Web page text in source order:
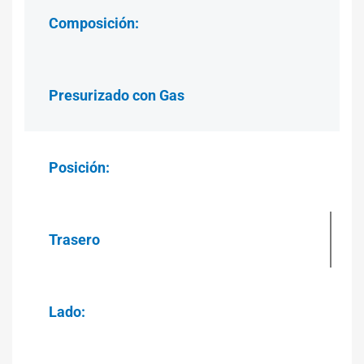
Composición:
Presurizado con Gas
Posición:
Trasero
Lado: